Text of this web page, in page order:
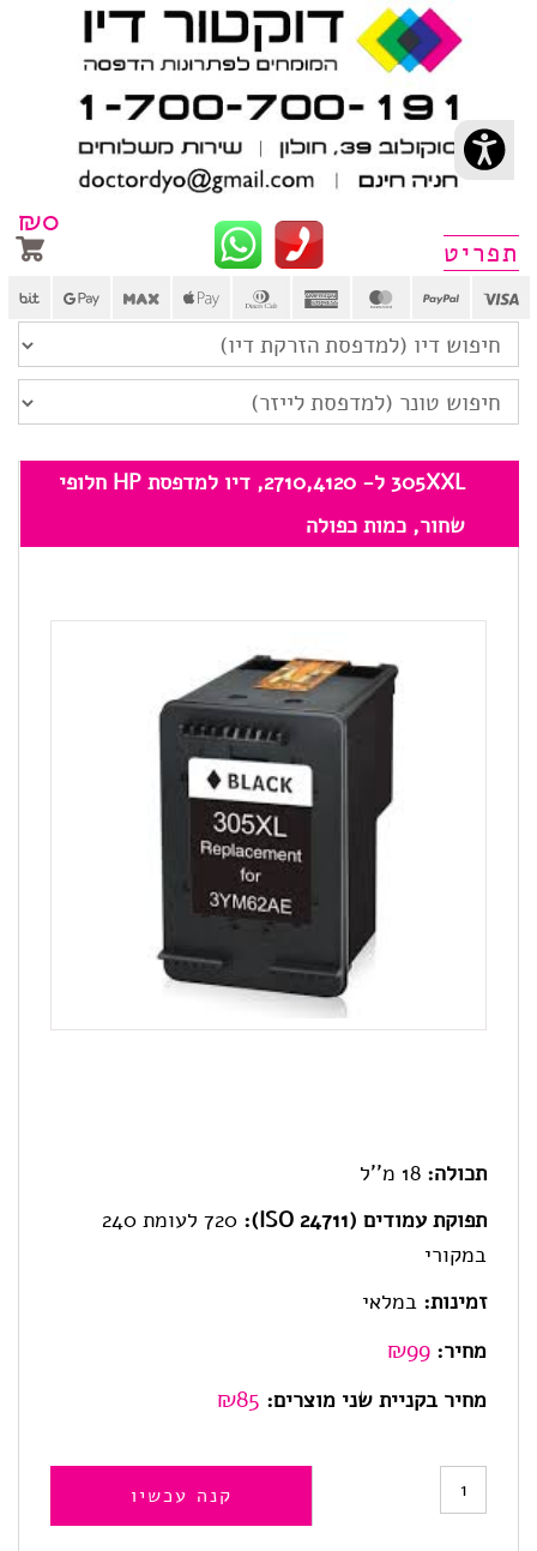
₪
305XXL ל- 2710,4120, דיו למדפסת HP חלופי
שחור, כמות כפולה
תכולה:18 מ''ל
תפוקת עמודים (ISO 24711):
720 לעומת 240
במקורי
זמינות:במלאי
מחיר:
₪99
מחיר בקניית שני מוצרים: ₪85
כמות
קנה עכשיו